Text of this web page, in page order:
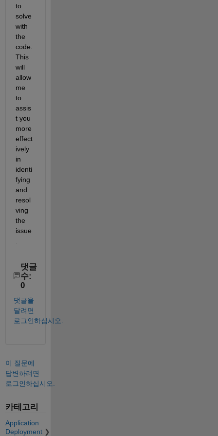
to
solve
with
the
code.
This
will
allow
me
assis
t you
more
effect
ively
identi
fying
and
resol
ving
the
issue
댓글
수:
0
댓글을
달려면
로그인하십시오.
이 질문에
답변하려면
로그인하십시오.
카테고리
Application
Deployment